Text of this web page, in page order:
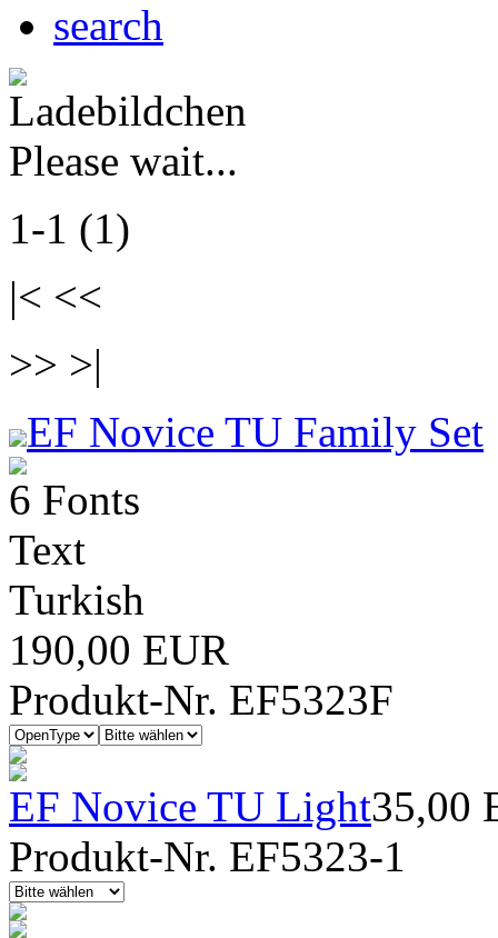
Please wait...
1-1 (1)
|< <<
>> >|
EF Novice TU Family Set
6 Fonts
Text
Turkish
190,00 EUR
Produkt-Nr. EF5323F
EF Novice TU Light35,00
Produkt-Nr. EF5323-1